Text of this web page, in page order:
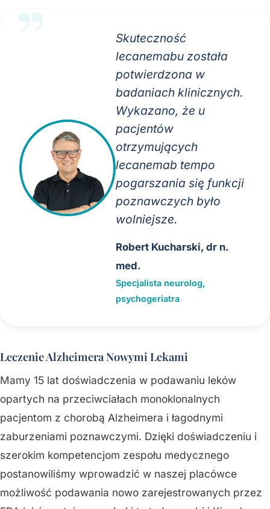
Skuteczność
lecanemabu została
potwierdzona w
badaniach klinicznych.
Wykazano, że u
pacjentów
otrzymujących
lecanemab tempo
pogarszania się funkcji
poznawczych było
wolniejsze.
Robert Kucharski, dr n.
med.
Specjalista neurolog,
psychogeriatra
Leczenie Alzheimera Nowymi Lekami
Mamy 15 lat doświadczenia w podawaniu leków
opartych na przeciwciałach monoklonalnych
pacjentom z chorobą Alzheimera i łagodnymi
zaburzeniami poznawczymi. Dzięki doświadczeniu i
szerokim kompetencjom zespołu medycznego
postanowiliśmy wprowadzić w naszej placówce
możliwość podawania nowo zarejestrowanych przez